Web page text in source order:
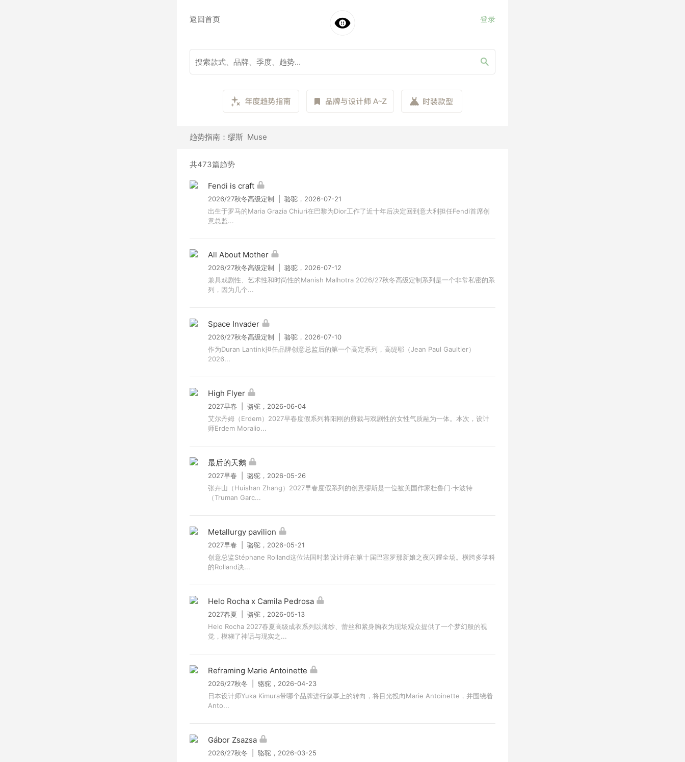
返回首页 登录
趋势指南：缪斯 Muse
共473篇趋势
Fendi is craft
2026/27秋冬高级定制 | 骆驼，2026-07-21
出生于罗马的Maria Grazia Chiuri在巴黎为Dior工作了近十年后决定回到意大利担任Fendi首席创
意总监...
All About Mother
2026/27秋冬高级定制 | 骆驼，2026-07-12
兼具戏剧性、艺术性和时尚性的Manish Malhotra 2026/27秋冬高级定制系列是一个非常私密的系
列，因为几个...
Space Invader
2026/27秋冬高级定制 | 骆驼，2026-07-10
作为Duran Lantink担任品牌创意总监后的第一个高定系列，高缇耶（Jean Paul Gaultier）
2026...
High Flyer
2027早春 | 骆驼，2026-06-04
艾尔丹姆（Erdem）2027早春度假系列将阳刚的剪裁与戏剧性的女性气质融为一体。本次，设计
师Erdem Moralio...
最后的天鹅
2027早春 | 骆驼，2026-05-26
张卉山（Huishan Zhang）2027早春度假系列的创意缪斯是一位被美国作家杜鲁门·卡波特
（Truman Garc...
Metallurgy pavilion
2027早春 | 骆驼，2026-05-21
创意总监Stéphane Rolland这位法国时装设计师在第十届巴塞罗那新娘之夜闪耀全场。横跨多学科
的Rolland决...
Helo Rocha x Camila Pedrosa
2027春夏 | 骆驼，2026-05-13
Helo Rocha 2027春夏高级成衣系列以薄纱、蕾丝和紧身胸衣为现场观众提供了一个梦幻般的视
觉，模糊了神话与现实之...
Reframing Marie Antoinette
2026/27秋冬 | 骆驼，2026-04-23
日本设计师Yuka Kimura带哪个品牌进行叙事上的转向，将目光投向Marie Antoinette，并围绕着
Anto...
Gábor Zsazsa
2026/27秋冬 | 骆驼，2026-03-25